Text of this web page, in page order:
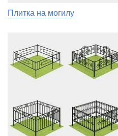
Плитка на могилу